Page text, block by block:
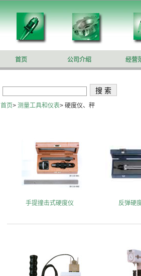
首页 公司介绍 经营
首页> 测量工具和仪表> 硬度仪、秤
手提撞击式硬度仪 反弹硬